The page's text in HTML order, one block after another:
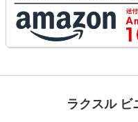
ラクスル ビ